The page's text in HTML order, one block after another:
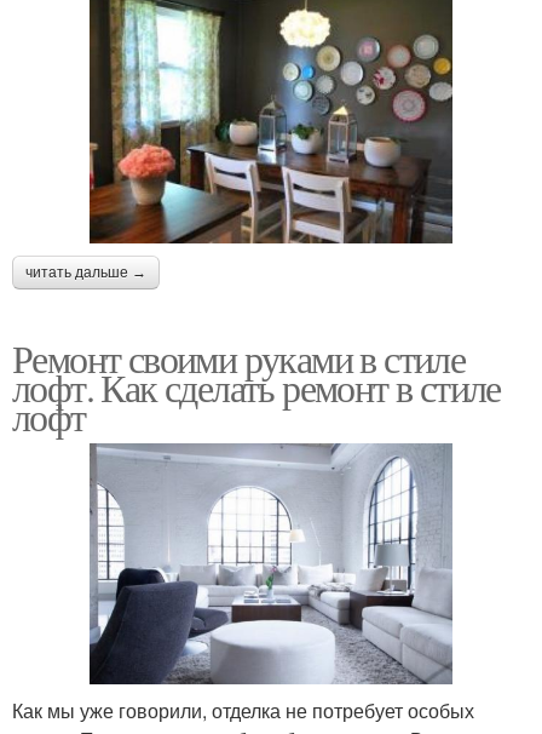
читать дальше →
Ремонт своими руками в стиле
лофт. Как сделать ремонт в стиле
лофт
Как мы уже говорили, отделка не потребует особых